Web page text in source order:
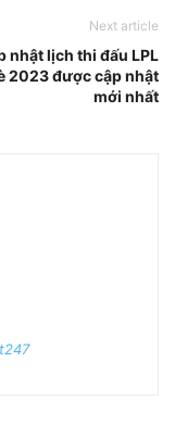
Next article
nhật lịch thi đấu LPL
2023 được cập nhật
mới nhất